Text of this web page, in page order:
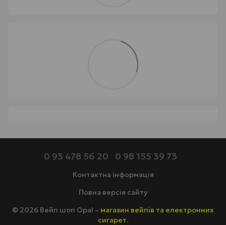
0 93 478 56 20 0 98 155 39 73
Контактна інформація
Повна версія сайту
© 2026 Вейп шоп Opal – магазин вейпів та електронних
сигарет.